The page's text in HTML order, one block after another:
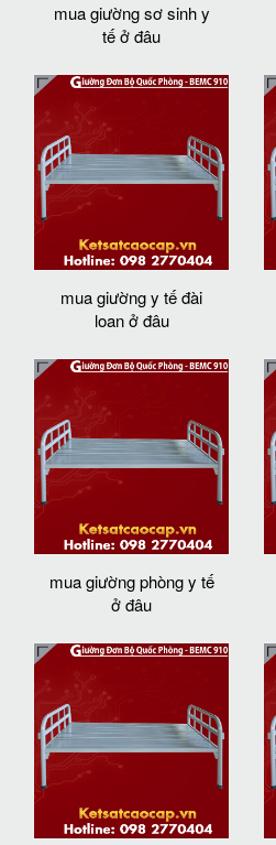
mua giường sơ sinh y
tế ở đâu
mua giường y tế đài
loan ở đâu
mua giường phòng y tế
ở đâu